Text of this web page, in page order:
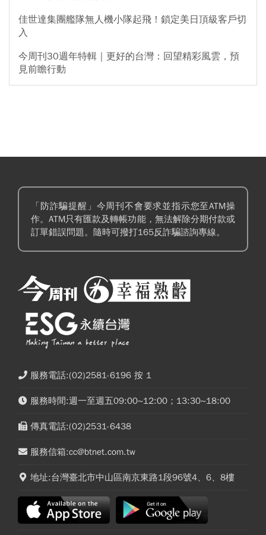
佳世達集團艦隊無人機小隊起飛！鎖定美日頂級客戶切
入
今周刊30週年特輯｜更好的台灣：回望精彩風雲，預
見前瞻行動
「防詐騙提醒」今周刊不會要求並指示您至ATM操
作。ATM只有匯款及轉帳功能，無法解除分期付款或
訂單錯誤問題。隨時可撥打165反詐騙諮詢專線。
服務電話:(02)2581-6196 按 1
服務時間:週一至週五09:00~12:00；13:30~18:00
傳真電話:(02)2531-6438
服務信箱:cc@btnet.com.tw
地址:台灣臺北市中山區南京東路1段96號4、6、8樓